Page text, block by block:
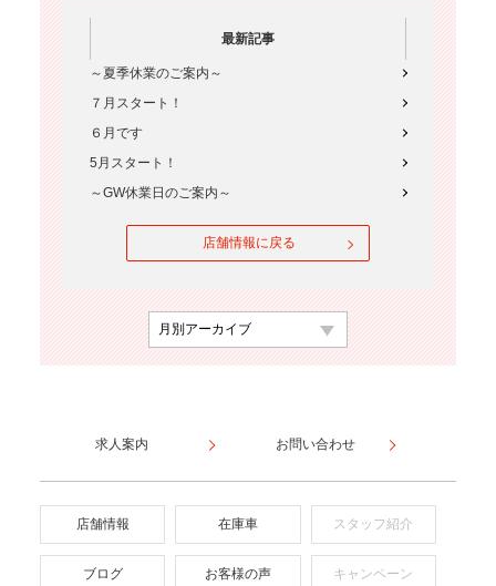
最新記事
～夏季休業のご案内～
７月スタート！
６月です
5月スタート！
～GW休業日のご案内～
店舗情報に戻る
求人案内 お問い合わせ
店舗情報 在庫車 スタッフ紹介
ブログ お客様の声 キャンペーン